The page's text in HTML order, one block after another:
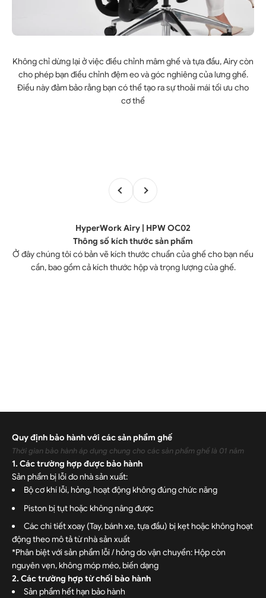
Không chỉ dừng lại ở việc điều chỉnh mâm ghế và tựa đầu, Airy còn
cho phép bạn điều chỉnh đệm eo và góc nghiêng của lưng ghế.
Điều này đảm bảo rằng bạn có thể tạo ra sự thoải mái tối ưu cho
cơ thể
Trước Tiếp
HyperWork Airy | HPW OC02
Thông số kích thước sản phẩm
Ở đây chúng tôi có bản vẽ kích thước chuẩn của ghế cho bạn nếu
cần, bao gồm cả kích thước hộp và trọng lượng của ghế.
Quy định bảo hành với các sản phẩm ghế
Thời gian bảo hành áp dụng chung cho các sản phẩm ghế là 01 năm
1. Các trường hợp được bảo hành
Sản phẩm bị lỗi do nhà sản xuất:
Bộ cơ khí lỗi, hỏng, hoạt động không đúng chức năng
Piston bị tụt hoặc không nâng được
Các chi tiết xoay (Tay, bánh xe, tựa đầu) bị kẹt hoặc không hoạt
động theo mô tả từ nhà sản xuất
*Phân biệt với sản phẩm lỗi / hỏng do vận chuyển: Hộp còn
nguyên vẹn, không móp méo, biến dạng
2. Các trường hợp từ chối bảo hành
Sản phẩm hết hạn bảo hành